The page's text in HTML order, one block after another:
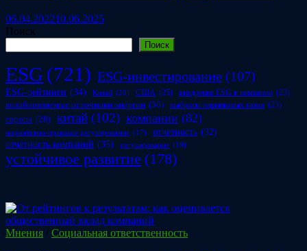
06.04.202210.06.2025
Поиск
Поиск
ESG (721) ESG-инвестирование (107)
ESG-рейтинги (34) Китай (20) США (25) внедрение ESG в компании (23)
возобновляемые источники энергии (30) выбросы парниковых газов (23)
европа (28) китай (102) компании (82)
нормативно-правовое регулирование (17) отчетность (32)
отчетность компаний (35) регулирование (19)
устойчивое развитие (178)
Мнения / Социальная ответственность